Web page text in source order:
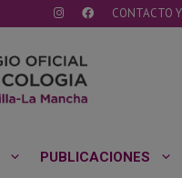
CONTACTO
PUBLICACIONES